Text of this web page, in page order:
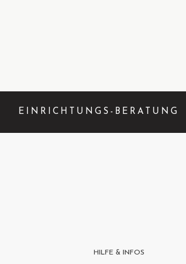
EINRICHTUNGS-BERATUNG
HILFE & INFOS